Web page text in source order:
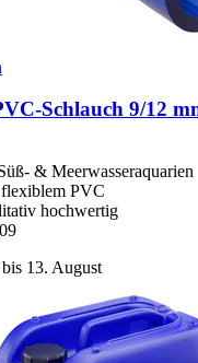
​Schlauch 9/12
& Meerwasseraquarien
PVC
hochwertig
13. August